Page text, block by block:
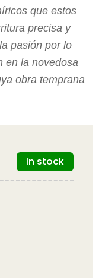
que estos
precisa y
pasión por lo
en la novedosa
obra temprana
In stock